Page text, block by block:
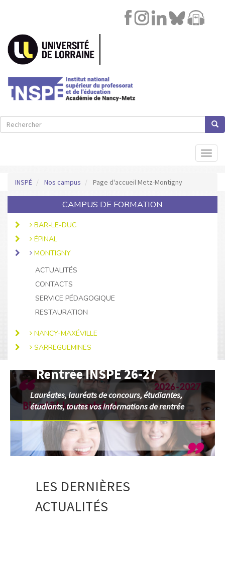
contenu
principal
Image
Lien
Rechercher
Rechercher
INSPÉ
Nos campus Page d'accueil Metz-Montigny
CAMPUS DE FORMATION
BAR-LE-DUC
ÉPINAL
MONTIGNY
ACTUALITÉS
CONTACTS
SERVICE PÉDAGOGIQUE
RESTAURATION
NANCY-MAXÉVILLE
SARREGUEMINES
Image
slider
Rentrée INSPÉ 26-27
Lauréates, lauréats de concours, étudiantes,
étudiants, toutes vos informations de rentrée
LES DERNIÈRES
ACTUALITÉS